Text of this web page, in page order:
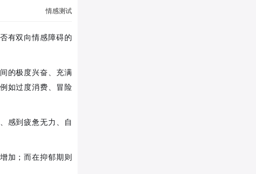
情感测试
有双向情感障碍的
的极度兴奋、充满
如过度消费、冒险
感到疲惫无力、自
加；而在抑郁期则